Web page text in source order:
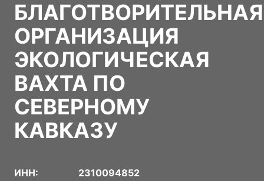
БЛАГОТВОРИТЕЛЬНАЯ
ОРГАНИЗАЦИЯ
ЭКОЛОГИЧЕСКАЯ
ВАХТА ПО
СЕВЕРНОМУ
КАВКАЗУ
ИНН: 2310094852